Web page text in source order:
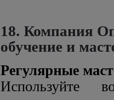
18. Компания
обучение и
Регулярные
Используйте